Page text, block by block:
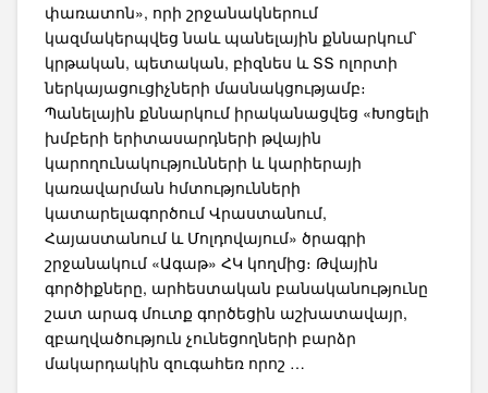
փառատոն», որի շրջանակներում
կազմակերպվեց նաև պանելային քննարկում՝
կրթական, պետական, բիզնես և ՏՏ ոլորտի
ներկայացուցիչների մասնակցությամբ։
Պանելային քննարկում իրականացվեց «Խոցելի
խմբերի երիտասարդների թվային
կարողունակությունների և կարիերայի
կառավարման հմտությունների
կատարելագործում Վրաստանում,
Հայաստանում և Մոլդովայում» ծրագրի
շրջանակում «Ագաթ» ՀԿ կողմից։ Թվային
գործիքները, արհեստական բանականությունը
շատ արագ մուտք գործեցին աշխատավայր,
զբաղվածություն չունեցողների բարձր
մակարդակին զուգահեռ որոշ …